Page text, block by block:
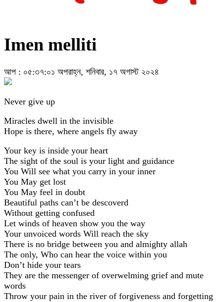
Imen melliti
আপ : ০৫:৩৭:০১ অপরাহ্ন, শনিবার, ১৭ অগাস্ট ২০২৪
Never give up
Miracles dwell in the invisible
Hope is there, where angels fly away
Your key is inside your heart
The sight of the soul is your light and guidance
You Will see what you carry in your inner
You May get lost
You May feel in doubt
Beautiful paths can’t be descoverd
Without getting confused
Let winds of heaven show you the way
Your unvoiced words Will reach the sky
There is no bridge between you and almighty allah
The only, Who can hear the voice within you
Don’t hide your tears
They are the messenger of overwelming grief and mute
words
Throw your pain in the river of forgiveness and forgetting